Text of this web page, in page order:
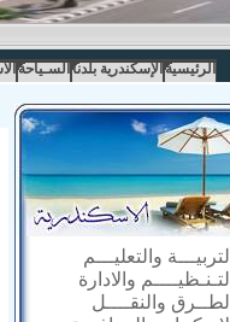
الرئيسية الإسكندرية بلدنا السـياحة
التربيـــة والتعليـــم
التـنـظيــــم والادارة
الطــرق والنقــــل